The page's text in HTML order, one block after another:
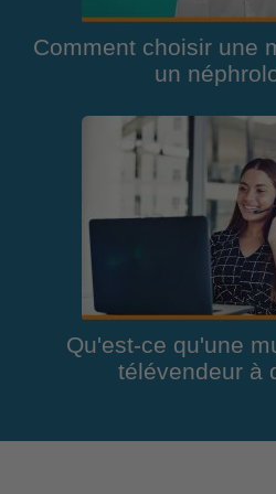
Comment choisir une
un
Qu'est-ce qu'une
télévendeur à